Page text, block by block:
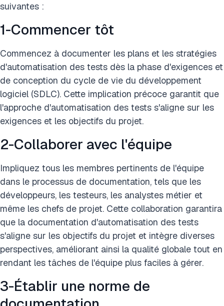
suivantes :
1-Commencer tôt
Commencez à documenter les plans et les stratégies
d'automatisation des tests dès la phase d'exigences et
de conception du cycle de vie du développement
logiciel (SDLC). Cette implication précoce garantit que
l'approche d'automatisation des tests s'aligne sur les
exigences et les objectifs du projet.
2-Collaborer avec l'équipe
Impliquez tous les membres pertinents de l'équipe
dans le processus de documentation, tels que les
développeurs, les testeurs, les analystes métier et
même les chefs de projet. Cette collaboration garantira
que la documentation d'automatisation des tests
s'aligne sur les objectifs du projet et intègre diverses
perspectives, améliorant ainsi la qualité globale tout en
rendant les tâches de l'équipe plus faciles à gérer.
3-Établir une norme de